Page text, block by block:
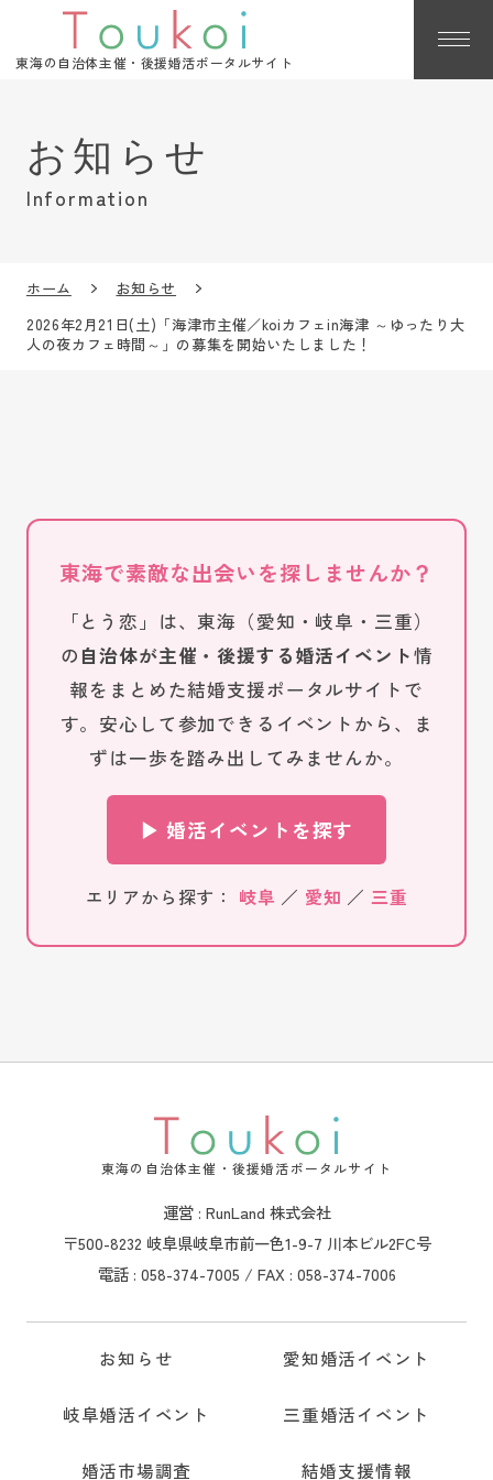
東海の自治体主催・後援婚活ポータルサイト
Information
ホーム
お知らせ
2026年2月21日(土)「海津市主催／koiカフェin海津 ～ゆったり大
人の夜カフェ時間～」の募集を開始いたしました！
東海で素敵な出会いを探しませんか？
「とう恋」は、東海（愛知・岐阜・三重）
の 自治体が主催・後援する婚活イベント情
報をまとめた結婚支援ポータルサイトで
す。安心して参加できるイベントから、ま
ずは一歩を踏み出してみませんか。
▶ 婚活イベントを探す
エリアから探す： 岐阜 ／ 愛知 ／ 三重
東海の自治体主催・後援婚活ポータルサイト
運営 : RunLand 株式会社
〒500-8232 岐阜県岐阜市前一色1-9-7 川本ビル2FC号
電話 : 058-374-7005 / FAX : 058-374-7006
お知らせ 愛知婚活イベント
岐阜婚活イベント 三重婚活イベント
婚活市場調査 結婚支援情報